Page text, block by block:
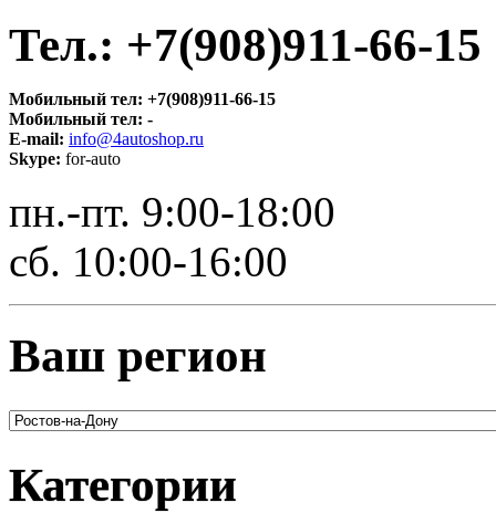
Тел.: +7(908)911-66-15
Мобильный тел: +7(908)911-66-15
Мобильный тел: -
E-mail: info@4autoshop.ru
Skype: for-auto
пн.-пт. 9:00-18:00
сб. 10:00-16:00
Ваш регион
Категории